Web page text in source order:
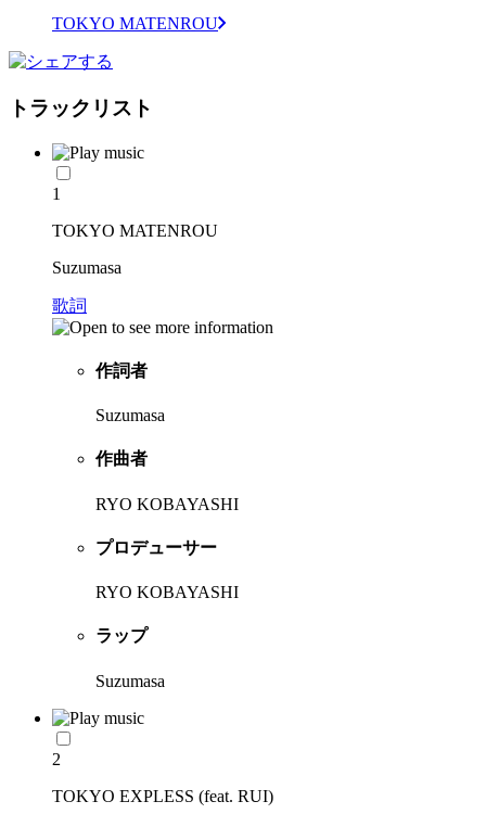
TOKYO MATENROU
トラックリスト
1
TOKYO MATENROU
Suzumasa
歌詞
作詞者
Suzumasa
作曲者
RYO KOBAYASHI
プロデューサー
RYO KOBAYASHI
ラップ
Suzumasa
2
TOKYO EXPLESS (feat. RUI)